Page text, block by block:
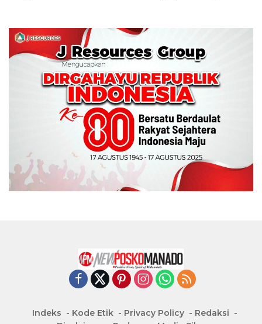
Indeks Kode Etik Privacy Policy
Redaksi